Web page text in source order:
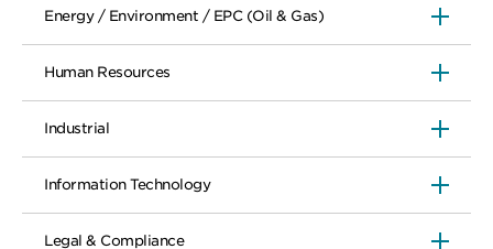
Energy / Environment / EPC (Oil & Gas)
Human Resources
Industrial
Information Technology
Legal & Compliance